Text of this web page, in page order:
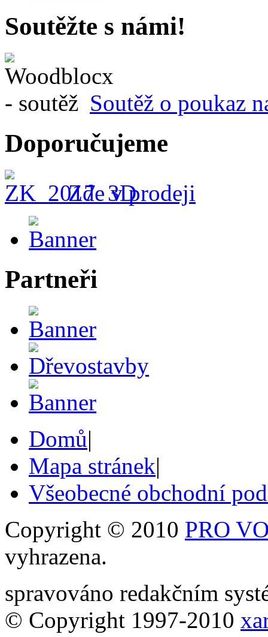
Soutěžte s námi!
Soutěž o poukaz
Doporučujeme
Zde v prodeji
Partneři
Domů|
Mapa stránek|
Všeobecné obchodní
Copyright © 2010 PRO
vyhrazena.
spravováno redakčním
© Copyright 1997-2010